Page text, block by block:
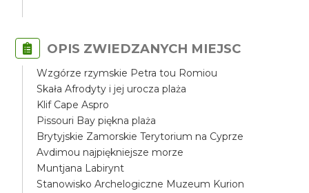
OPIS ZWIEDZANYCH MIEJSC
Wzgórze rzymskie Petra tou Romiou
Skała Afrodyty i jej urocza plaża
Klif Cape Aspro
Pissouri Bay piękna plaża
Brytyjskie Zamorskie Terytorium na Cyprze
Avdimou najpiękniejsze morze
Muntjana Labirynt
Stanowisko Archelogiczne Muzeum Kurion